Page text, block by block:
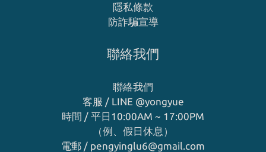
隱私條款
防詐騙宣導
聯絡我們
聯絡我們
客服 / LINE @yongyue
時間 / 平日10:00AM ~ 17:00PM
（例、假日休息）
電郵 / pengyinglu6@gmail.com